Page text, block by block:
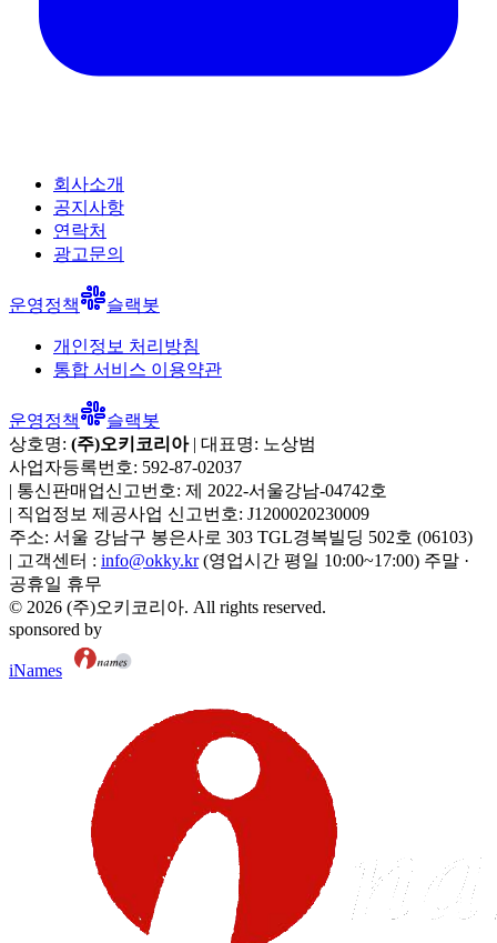
회사소개
공지사항
연락처
광고문의
운영정책 슬랙봇
개인정보 처리방침
통합 서비스 이용약관
운영정책
슬랙봇
상호명: (주)오키코리아| 대표명: 노상범
사업자등록번호: 592-87-02037
| 통신판매업신고번호: 제 2022-서울강남-04742호
| 직업정보 제공사업 신고번호: J1200020230009
주소: 서울 강남구 봉은사로 303 TGL경복빌딩 502호 (06103)
| 고객센터 : info@okky.kr (영업시간 평일 10:00~17:00) 주말 ·
공휴일 휴무
© 2026 (주)오키코리아. All rights reserved.
sponsored by
iNames